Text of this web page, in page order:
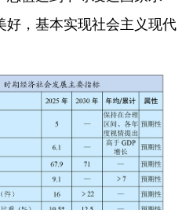
好，基本实现社会主义现代